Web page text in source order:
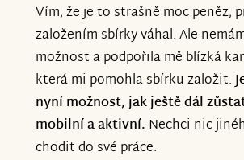
Vím, že je to strašně moc peněz,
založením sbírky váhal. Ale
možnost a podpořila mě blízká
která mi pomohla sbírku založit.
nyní možnost, jak ještě dál
mobilní a aktivní. Nechci nic
chodit do své práce.